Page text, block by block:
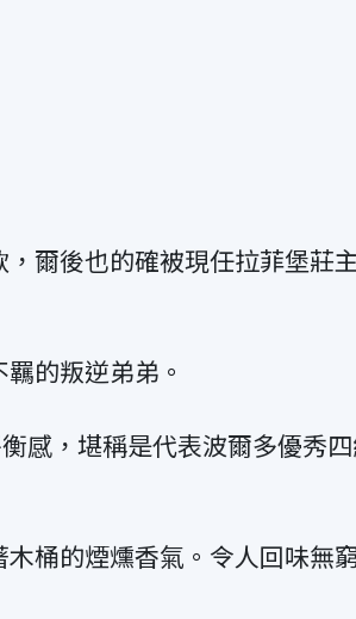
爾後也的確被現任拉菲堡莊
的叛逆弟弟。
感，堪稱是代表波爾多優秀
桶的煙燻香氣。令人回味無窮